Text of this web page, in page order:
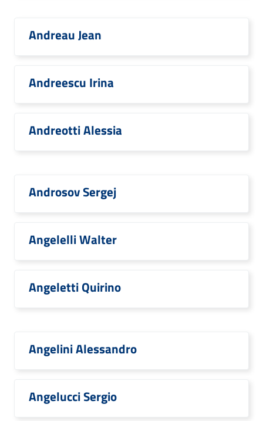
Andreau Jean
Andreescu Irina
Andreotti Alessia
Androsov Sergej
Angelelli Walter
Angeletti Quirino
Angelini Alessandro
Angelucci Sergio